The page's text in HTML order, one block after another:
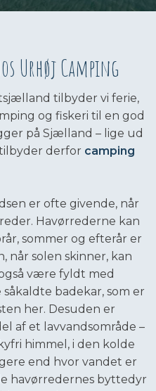
Urhøj Camping
tilbyder vi ferie,
og fiskeri til en god
på Sjælland – lige ud
derfor camping
er ofte givende, når
Havørrederne kan
sommer og efterår er
når solen skinner, kan
være fyldt med
badekar, som er
her. Desuden er
af et lavvandsområde –
himmel, i den kolde
end hvor vandet er
havørredernes byttedyr